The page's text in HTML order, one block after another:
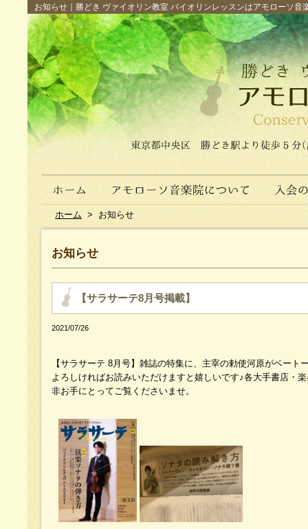
お知らせ｜勝どき ヴァイオリン教室 バイオリンレッスンはアモローソ
ホーム > お知らせ
お知らせ
【サラサーテ8月号掲載】
2021/07/26
【サラサーテ 8月号】雑誌の特集に、主宰の勅使河原がベー
よろしければお読みいただけますと嬉しいです♪各大手書店・
非お手にとってご覧くださいませ。